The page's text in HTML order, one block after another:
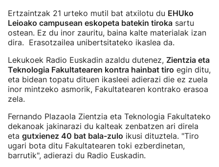
Ertzaintzak 21 urteko mutil bat atxilotu du EHUko
Leioako campusean eskopeta batekin tiroka sartu
ostean. Ez du inor zauritu, baina kalte materialak izan
dira. Erasotzailea unibertsitateko ikaslea da.
Lekukoek Radio Euskadin azaldu dutenez, Zientzia eta
Teknologia Fakultatearen kontra hainbat tiro egin ditu,
eta bidean topatu dituen ikasleei adierazi die ez zuela
inor mintzeko asmorik, Fakultatearen kontrako erasoa
zela.
Fernando Plazaola Zientzia eta Teknologia Fakultateko
dekanoak jakinarazi du kalteak zenbatzen ari direla
eta gutxienez 40 bat bala-zulo ikusi dituztela. "Tiro
ugari bota ditu Fakultatearen toki ezberdinetan,
barrutik", adierazi du Radio Euskadin.